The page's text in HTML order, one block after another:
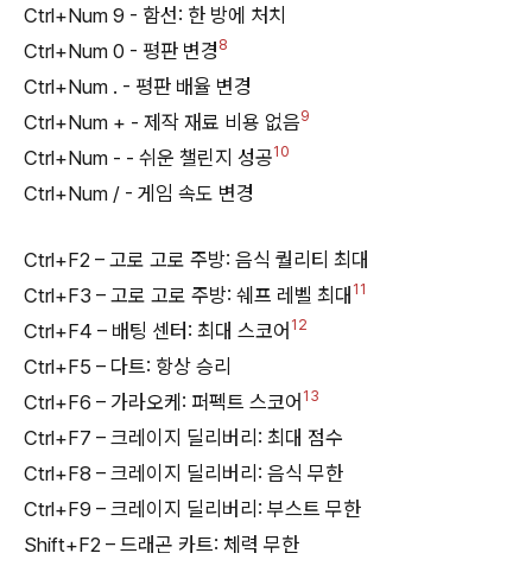
Ctrl+Num 9 - 함선: 한 방에 처치
Ctrl+Num 0 - 평판 변경 8
Ctrl+Num . - 평판 배율 변경
Ctrl+Num + - 제작 재료 비용 없음9
Ctrl+Num - - 쉬운 챌린지 성공10
Ctrl+Num / - 게임 속도 변경
Ctrl+F2 – 고로 고로 주방: 음식 퀄리티 최대
Ctrl+F3 – 고로 고로 주방: 쉐프 레벨 최대 11
Ctrl+F4 – 배팅 센터: 최대 스코어 12
Ctrl+F5 – 다트: 항상 승리
Ctrl+F6 – 가라오케: 퍼펙트 스코어 13
Ctrl+F7 – 크레이지 딜리버리: 최대 점수
Ctrl+F8 – 크레이지 딜리버리: 음식 무한
Ctrl+F9 – 크레이지 딜리버리: 부스트 무한
Shift+F2 – 드래곤 카트: 체력 무한